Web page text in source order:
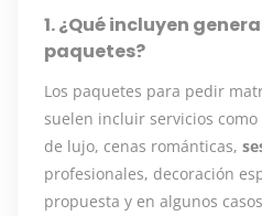
1. ¿Qué incluyen
paquetes?
Los paquetes para pedir
suelen incluir servicios como
de lujo, cenas románticas,
profesionales, decoración
propuesta y en algunos